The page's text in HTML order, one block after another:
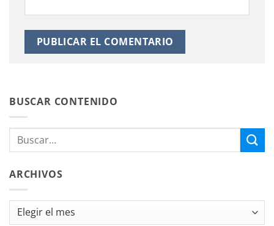
BUSCAR CONTENIDO
ARCHIVOS
Archivos